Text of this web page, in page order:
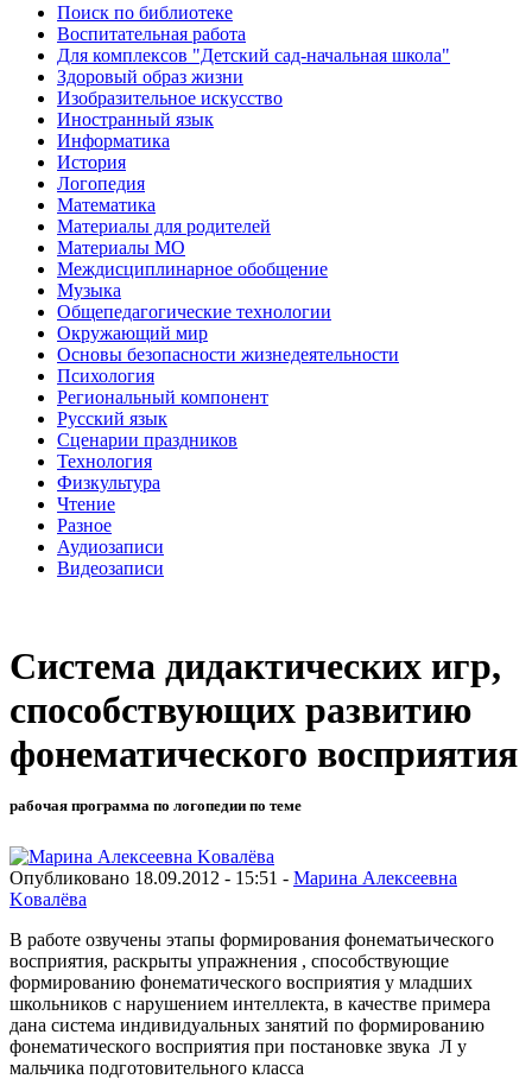
Поиск по библиотеке
Воспитательная работа
Для комплексов "Детский сад-начальная школа"
Здоровый образ жизни
Изобразительное искусство
Иностранный язык
Информатика
История
Логопедия
Математика
Материалы для родителей
Материалы МО
Междисциплинарное обобщение
Музыка
Общепедагогические технологии
Окружающий мир
Основы безопасности жизнедеятельности
Психология
Региональный компонент
Русский язык
Сценарии праздников
Технология
Физкультура
Чтение
Разное
Аудиозаписи
Видеозаписи
Система дидактических игр,
способствующих развитию
фонематического восприятия
рабочая программа по логопедии по теме
Опубликовано 18.09.2012 - 15:51 - Mарина Aлексеевна
Kовалёва
В работе озвучены этапы формирования фонематьического
восприятия, раскрыты упражнения , способствующие
формированию фонематического восприятия у младших
школьников с нарушением интеллекта, в качестве примера
дана система индивидуальных занятий по формированию
фонематического восприятия при постановке звука Л у
мальчика подготовительного класса